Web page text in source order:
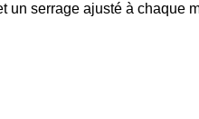
un serrage ajusté à chaque